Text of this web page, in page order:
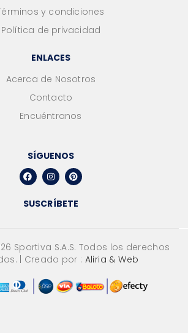
y condiciones
Política de privacidad
ENLACES
Acerca de Nosotros
Contacto
Encuéntranos
SÍGUENOS
SUSCRÍBETE
Sportiva S.A.S. Todos los derechos
| Creado por : Aliria & Web